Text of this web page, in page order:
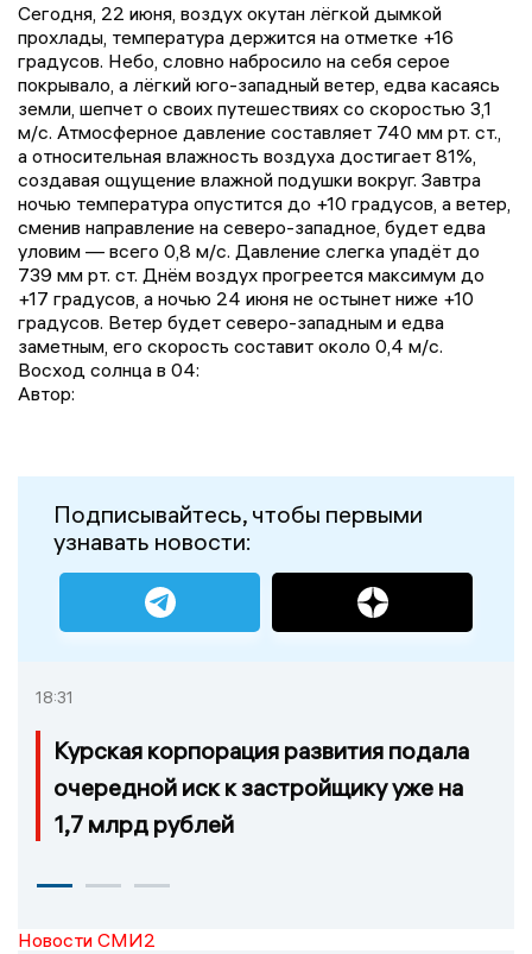
Сегодня, 22 июня, воздух окутан лёгкой дымкой
прохлады, температура держится на отметке +16
градусов. Небо, словно набросило на себя серое
покрывало, а лёгкий юго-западный ветер, едва касаясь
земли, шепчет о своих путешествиях со скоростью 3,1
м/с. Атмосферное давление составляет 740 мм рт. ст.,
а относительная влажность воздуха достигает 81%,
создавая ощущение влажной подушки вокруг. Завтра
ночью температура опустится до +10 градусов, а ветер,
сменив направление на северо-западное, будет едва
уловим — всего 0,8 м/с. Давление слегка упадёт до
739 мм рт. ст. Днём воздух прогреется максимум до
+17 градусов, а ночью 24 июня не остынет ниже +10
градусов. Ветер будет северо-западным и едва
заметным, его скорость составит около 0,4 м/с.
Восход солнца в 04:
Автор:
Подписывайтесь, чтобы первыми
узнавать новости:
18:31
Курская корпорация развития подала
очередной иск к застройщику уже на
1,7 млрд рублей
Новости СМИ2